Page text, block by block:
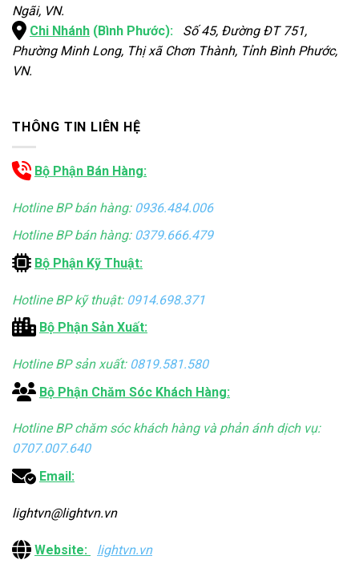
Ngãi, VN.
Chi Nhánh (Bình Phước): Số 45, Đường ĐT 751,
Phường Minh Long, Thị xã Chơn Thành, Tỉnh Bình Phước,
VN.
THÔNG TIN LIÊN HỆ
Bộ Phận Bán Hàng:
Hotline BP bán hàng: 0936.484.006
Hotline BP bán hàng: 0379.666.479
Bộ Phận Kỹ Thuật:
Hotline BP kỹ thuật: 0914.698.371
Bộ Phận Sản Xuất:
Hotline BP sản xuất: 0819.581.580
Bộ Phận Chăm Sóc Khách Hàng:
Hotline BP chăm sóc khách hàng và phản ánh dịch vụ:
0707.007.640
Email:
lightvn@lightvn.vn
Website: lightvn.vn